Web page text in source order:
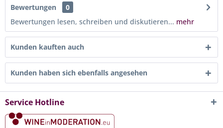
Bewertungen
0
Bewertungen lesen, schreiben und diskutieren... mehr
Kunden kauften auch
Kunden haben sich ebenfalls angesehen
Service Hotline